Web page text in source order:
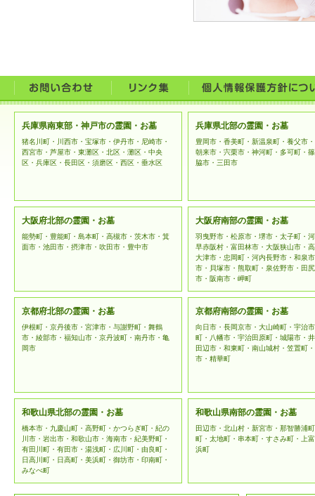
ご提供い
開示の要
提供する
上記例外
ご本人様
とともに
な管理を
用を行わ
個人情報
範の変更
予告なく
はホーム
登録情報
「霊園・お
ます。頂い
兵庫県南東部・神戸市の霊園・お墓
猪名川町・川西市・宝塚市・伊丹市・尼崎市・
西宮市・芦屋市・東灘区・北区・灘区・中央
区・兵庫区・長田区・須磨区・西区・垂水区
兵庫県北部の霊園・お墓
豊岡市・香美町・新温泉町・養父市
朝来市・宍栗市・神河町・多可町・
脇市・三田市
大阪府北部の霊園・お墓
能勢町・豊能町・島本町・高槻市・茨木市・箕
面市・池田市・摂津市・吹田市・豊中市
大阪府南部の霊園・お墓
羽曳野市・松原市・堺市・太子町・
早赤阪村・富田林市・大阪狭山市・
大津市・忠岡町・河内長野市・和泉
市・貝塚市・熊取町・泉佐野市・田
市・阪南市・岬町
京都府北部の霊園・お墓
伊根町・京丹後市・宮津市・与謝野町・舞鶴
市・綾部市・福知山市・京丹波町・南丹市・亀
岡市
京都府南部の霊園・お墓
向日市・長岡京市・大山崎町・宇治
町・八幡市・宇治田原町・城陽市・
田辺市・和東町・南山城村・笠置町
市・精華町
和歌山県北部の霊園・お墓
橋本市・九慶山町・高野町・かつらぎ町・紀の
川市・岩出市・和歌山市・海南市・紀美野町・
有田川町・有田市・湯浅町・広川町・由良町・
日高川町・日高町・美浜町・御坊市・印南町・
みなべ町
和歌山県南部の霊園・お墓
田辺市・北山村・新宮市・那智勝浦
町・太地町・串本町・すさみ町・上
浜町